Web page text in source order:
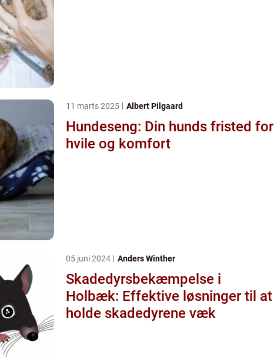
11 marts 2025 Albert Pilgaard
Hundeseng: Din hunds fristed for
hvile og komfort
05 juni 2024 Anders Winther
Skadedyrsbekæmpelse i
Holbæk: Effektive løsninger til at
holde skadedyrene væk